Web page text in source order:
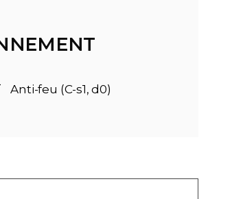
Anti-feu (C-s1, d0)